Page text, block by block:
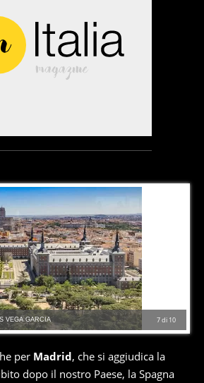
7di 10
VEGA GARCIA
per Madrid, che si aggiudica la
dopo il nostro Paese, la Spagna